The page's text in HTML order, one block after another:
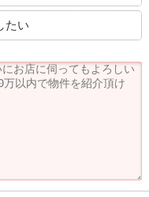
たい